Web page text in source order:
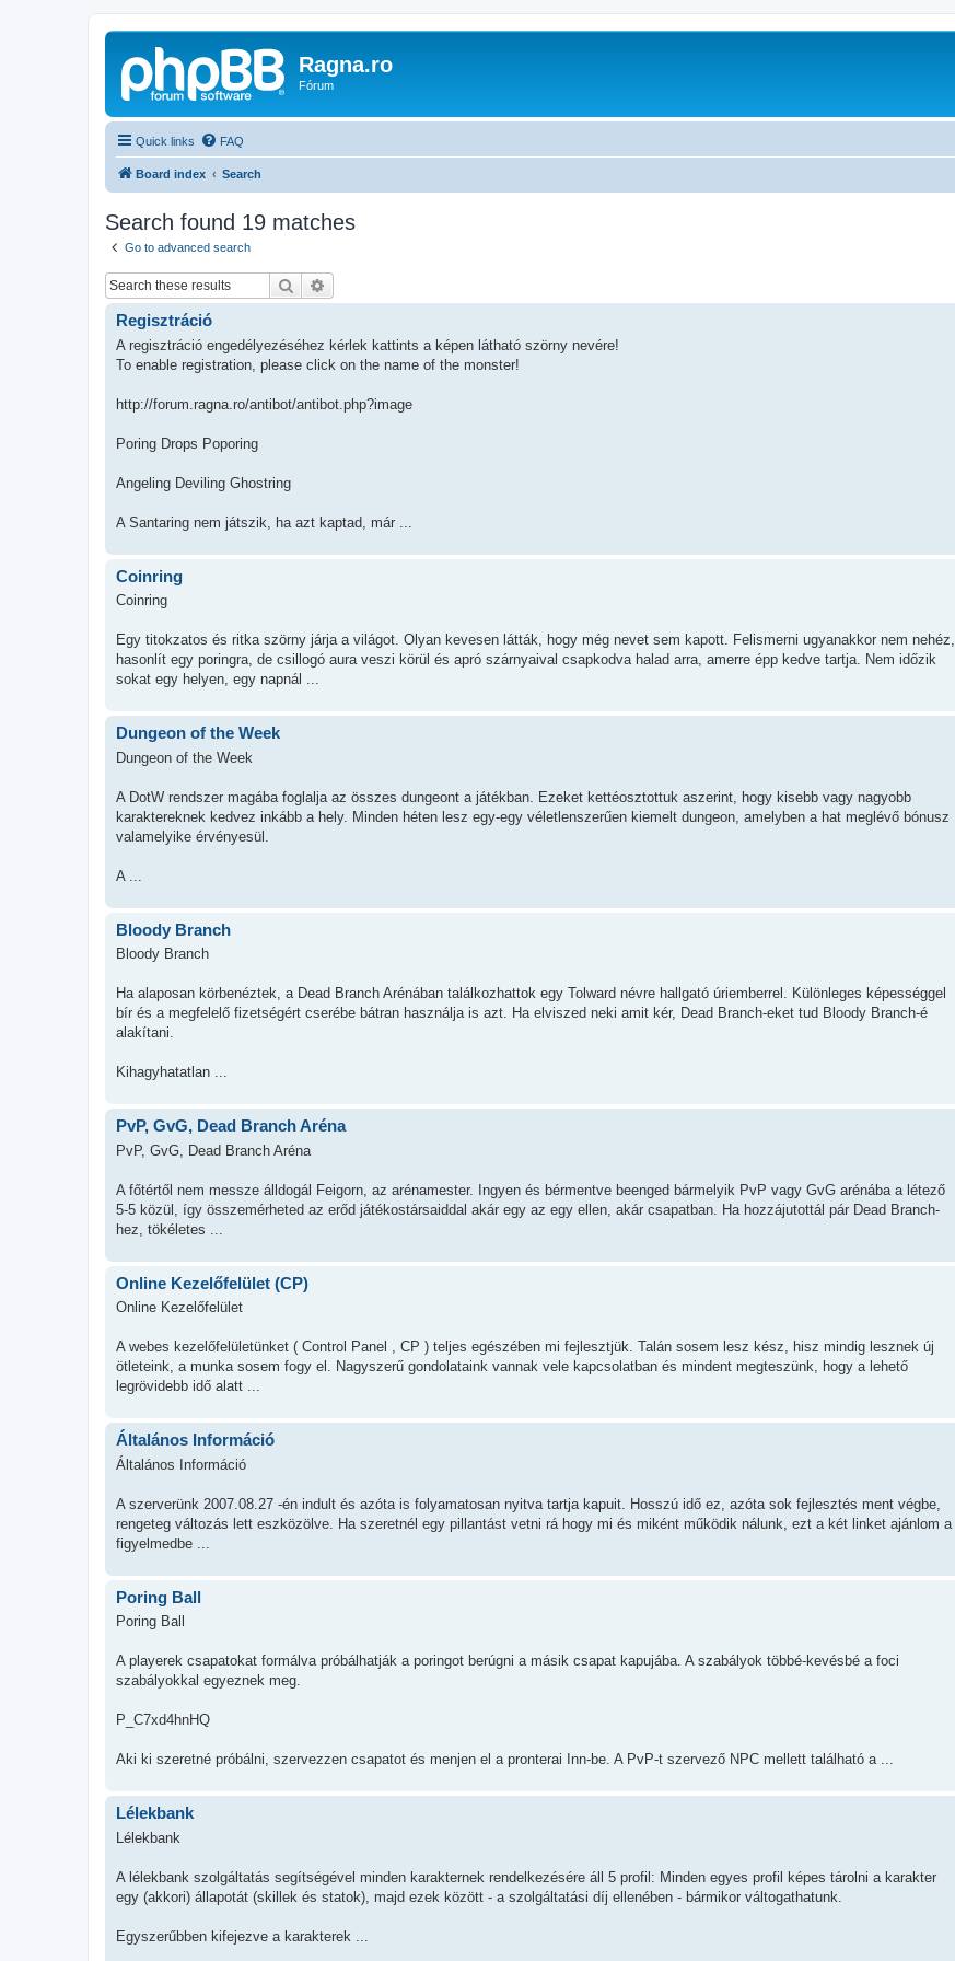
Ragna.ro
Fórum
Quick links FAQ
Board index Search
Search found 19 matches
Go to advanced search
Search
Regisztráció
A regisztráció engedélyezéséhez kérlek kattints a képen látható szörny nevére!
To enable registration, please click on the name of the monster!
http://forum.ragna.ro/antibot/antibot.php?image
Poring Drops Poporing
Angeling Deviling Ghostring
A Santaring nem játszik, ha azt kaptad, már ...
Coinring
Coinring
Egy titokzatos és ritka szörny járja a világot. Olyan kevesen látták, hogy még nevet sem kapott. Felismerni ugyanakkor nem nehéz,
hasonlít egy poringra, de csillogó aura veszi körül és apró szárnyaival csapkodva halad arra, amerre épp kedve tartja. Nem időzik
sokat egy helyen, egy napnál ...
Dungeon of the Week
Dungeon of the Week
A DotW rendszer magába foglalja az összes dungeont a játékban. Ezeket kettéosztottuk aszerint, hogy kisebb vagy nagyobb
karaktereknek kedvez inkább a hely. Minden héten lesz egy-egy véletlenszerűen kiemelt dungeon, amelyben a hat meglévő bónusz
valamelyike érvényesül.
A ...
Bloody Branch
Bloody Branch
Ha alaposan körbenéztek, a Dead Branch Arénában találkozhattok egy Tolward névre hallgató úriemberrel. Különleges képességgel
bír és a megfelelő fizetségért cserébe bátran használja is azt. Ha elviszed neki amit kér, Dead Branch-eket tud Bloody Branch-é
alakítani.
Kihagyhatatlan ...
PvP, GvG, Dead Branch Aréna
PvP, GvG, Dead Branch Aréna
A főtértől nem messze álldogál Feigorn, az arénamester. Ingyen és bérmentve beenged bármelyik PvP vagy GvG arénába a létező
5-5 közül, így összemérheted az erőd játékostársaiddal akár egy az egy ellen, akár csapatban. Ha hozzájutottál pár Dead Branch-
hez, tökéletes ...
Online Kezelőfelület (CP)
Online Kezelőfelület
A webes kezelőfelületünket ( Control Panel , CP ) teljes egészében mi fejlesztjük. Talán sosem lesz kész, hisz mindig lesznek új
ötleteink, a munka sosem fogy el. Nagyszerű gondolataink vannak vele kapcsolatban és mindent megteszünk, hogy a lehető
legrövidebb idő alatt ...
Általános Információ
Általános Információ
A szerverünk 2007.08.27 -én indult és azóta is folyamatosan nyitva tartja kapuit. Hosszú idő ez, azóta sok fejlesztés ment végbe,
rengeteg változás lett eszközölve. Ha szeretnél egy pillantást vetni rá hogy mi és miként működik nálunk, ezt a két linket ajánlom a
figyelmedbe ...
Poring Ball
Poring Ball
A playerek csapatokat formálva próbálhatják a poringot berúgni a másik csapat kapujába. A szabályok többé-kevésbé a foci
szabályokkal egyeznek meg.
P_C7xd4hnHQ
Aki ki szeretné próbálni, szervezzen csapatot és menjen el a pronterai Inn-be. A PvP-t szervező NPC mellett található a ...
Lélekbank
Lélekbank
A lélekbank szolgáltatás segítségével minden karakternek rendelkezésére áll 5 profil: Minden egyes profil képes tárolni a karakter
egy (akkori) állapotát (skillek és statok), majd ezek között - a szolgáltatási díj ellenében - bármikor váltogathatunk.
Egyszerűbben kifejezve a karakterek ...